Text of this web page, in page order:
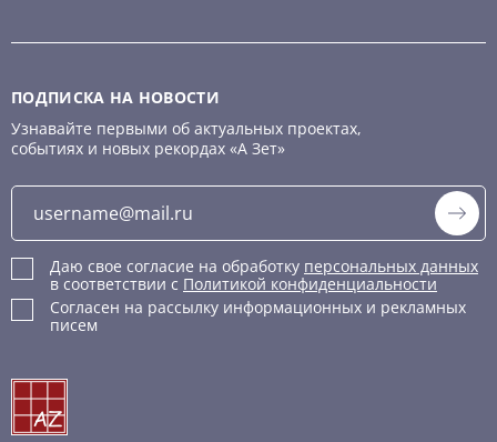
ПОДПИСКА НА НОВОСТИ
Узнавайте первыми об актуальных проектах,
событиях и новых рекордах «А Зет»
Даю свое согласие на обработку персональных данных
в соответствии с Политикой конфиденциальности
Согласен на рассылку информационных и рекламных
писем